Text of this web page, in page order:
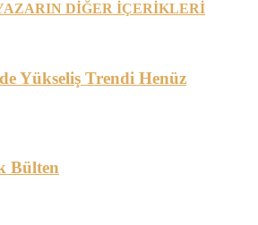
DİĞER İÇERİKLERİ
Yükseliş Trendi Henüz
Bülten